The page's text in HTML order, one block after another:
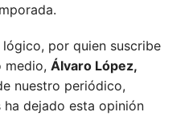
por quien suscribe
medio, Álvaro López,
nuestro periódico,
ha dejado esta opinión